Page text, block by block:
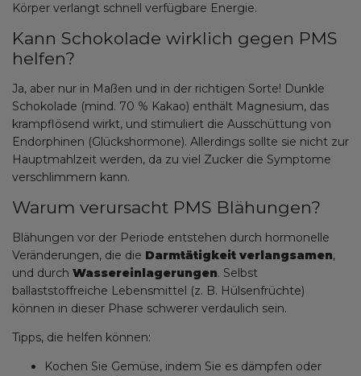
Körper verlangt schnell verfügbare Energie.
Kann Schokolade wirklich gegen PMS
helfen?
Ja, aber nur in Maßen und in der richtigen Sorte! Dunkle
Schokolade (mind. 70 % Kakao) enthält Magnesium, das
krampflösend wirkt, und stimuliert die Ausschüttung von
Endorphinen (Glückshormone). Allerdings sollte sie nicht zur
Hauptmahlzeit werden, da zu viel Zucker die Symptome
verschlimmern kann.
Warum verursacht PMS Blähungen?
Blähungen vor der Periode entstehen durch hormonelle
Veränderungen, die die Darmtätigkeit verlangsamen,
und durch Wassereinlagerungen. Selbst
ballaststoffreiche Lebensmittel (z. B. Hülsenfrüchte)
können in dieser Phase schwerer verdaulich sein.
Tipps, die helfen können:
Kochen Sie Gemüse, indem Sie es dämpfen oder